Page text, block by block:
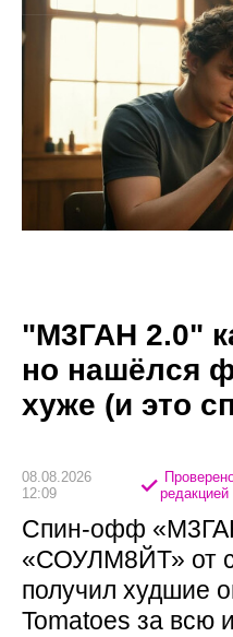
"М3ГАН 2.0"
но нашёлся
хуже (и это
08.08.2026
12:09
редакцией
Спин-офф
«СОУЛМ8ЙТ» от
получил худшие
Tomatoes за всю